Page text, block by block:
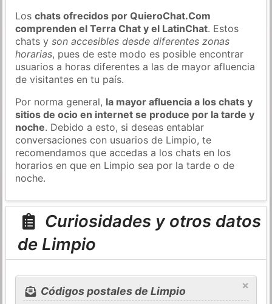
Loschats ofrecidos por QuieroChat.Com
comprenden el Terra Chat y el LatinChat. Estos
chats yson accesibles desde diferentes zonas
horarias, pues de este modo es posible encontrar
usuarios a horas diferentes a las de mayor afluencia
de visitantes en tu país.
Por norma general, la mayor afluencia a los chats y
sitios de ocio en internet se produce por la tarde y
noche. Debido a esto, si deseas entablar
conversaciones con usuarios de Limpio, te
recomendamos que accedas a los chats en los
horarios en que en Limpio sea por la tarde o de
noche.
Curiosidades y otros datos
de Limpio
×
Códigos postales de Limpio